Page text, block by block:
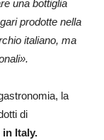
una bottiglia
prodotte nella
italiano, ma
la
di
Italy.